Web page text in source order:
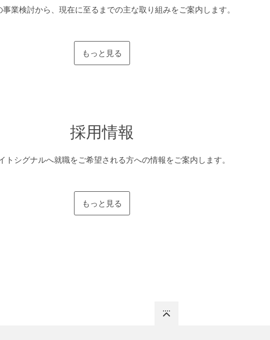
事業検討から、現在に至るまでの主な取り組みをご案内します。
もっと見る
採用情報
トシグナルへ就職をご希望される方への情報をご案内します。
もっと見る